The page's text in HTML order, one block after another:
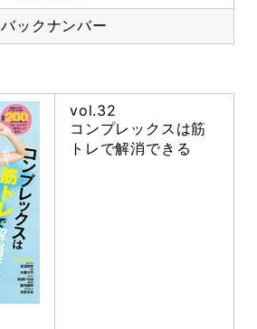
バックナンバー
vol.32
コンプレックスは筋
トレで解消できる